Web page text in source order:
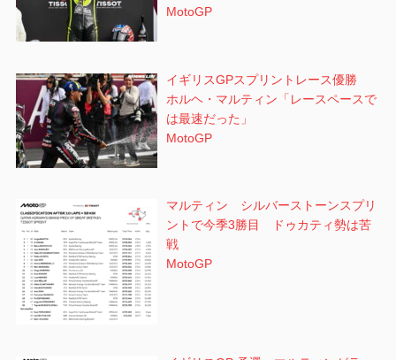
MotoGP
イギリスGPスプリントレース優勝
ホルヘ・マルティン「レースペースで
は最速だった」
MotoGP
マルティン シルバーストーンスプリ
ントで今季3勝目 ドゥカティ勢は苦
戦
MotoGP